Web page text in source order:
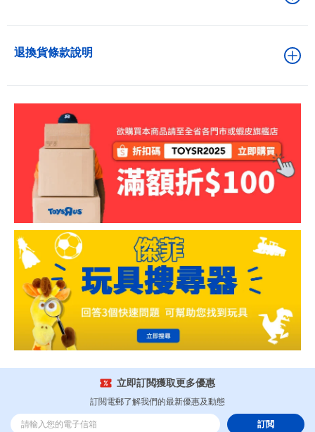
退換貨條款說明
立即訂閲獲取更多優惠
訂閲電郵了解我們的最新優惠及動態
訂閲